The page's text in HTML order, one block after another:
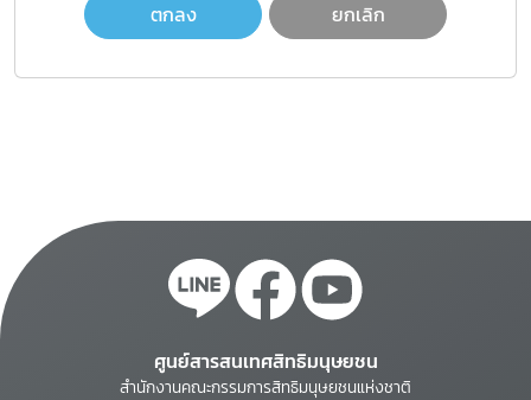
ตกลง ยกเลิก
ศูนย์สารสนเทศสิทธิมนุษยชน
สำนักงานคณะกรรมการสิทธิมนุษยชนแห่งชาติ